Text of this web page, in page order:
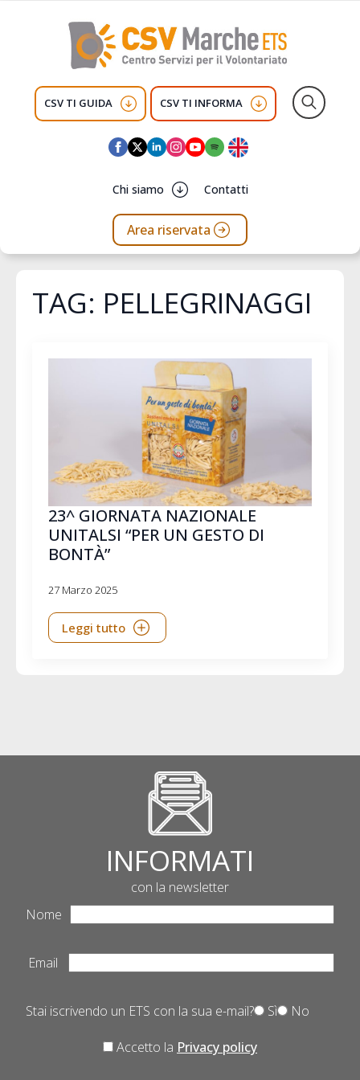
CSV TI GUIDA CSV TI INFORMA
Chi siamo Contatti
Area riservata
TAG: PELLEGRINAGGI
23^ GIORNATA NAZIONALE
UNITALSI “PER UN GESTO DI
BONTÀ”
27 Marzo 2025
Leggi tutto
INFORMATI
con la newsletter
Nome
Email
Stai iscrivendo un ETS con la sua e-mail? Sì No
Accetto la Privacy policy